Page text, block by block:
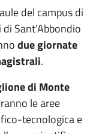
del campus di
Sant’Abbondio
due giornate
.
di Monte
le aree
tecnologica e